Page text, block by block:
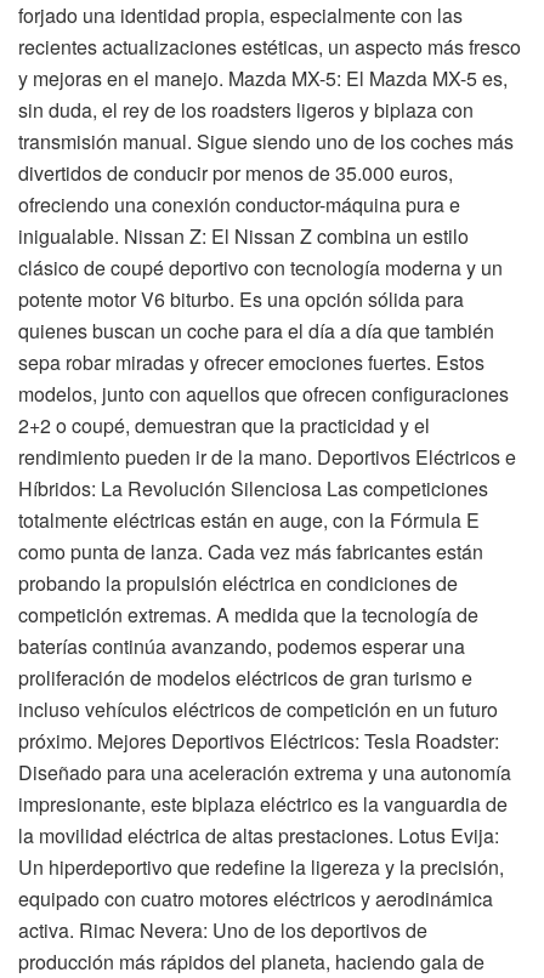
forjado una identidad propia, especialmente con las
recientes actualizaciones estéticas, un aspecto más fresco
y mejoras en el manejo. Mazda MX-5: El Mazda MX-5 es,
sin duda, el rey de los roadsters ligeros y biplaza con
transmisión manual. Sigue siendo uno de los coches más
divertidos de conducir por menos de 35.000 euros,
ofreciendo una conexión conductor-máquina pura e
inigualable. Nissan Z: El Nissan Z combina un estilo
clásico de coupé deportivo con tecnología moderna y un
potente motor V6 biturbo. Es una opción sólida para
quienes buscan un coche para el día a día que también
sepa robar miradas y ofrecer emociones fuertes. Estos
modelos, junto con aquellos que ofrecen configuraciones
2+2 o coupé, demuestran que la practicidad y el
rendimiento pueden ir de la mano. Deportivos Eléctricos e
Híbridos: La Revolución Silenciosa Las competiciones
totalmente eléctricas están en auge, con la Fórmula E
como punta de lanza. Cada vez más fabricantes están
probando la propulsión eléctrica en condiciones de
competición extremas. A medida que la tecnología de
baterías continúa avanzando, podemos esperar una
proliferación de modelos eléctricos de gran turismo e
incluso vehículos eléctricos de competición en un futuro
próximo. Mejores Deportivos Eléctricos: Tesla Roadster:
Diseñado para una aceleración extrema y una autonomía
impresionante, este biplaza eléctrico es la vanguardia de
la movilidad eléctrica de altas prestaciones. Lotus Evija:
Un hiperdeportivo que redefine la ligereza y la precisión,
equipado con cuatro motores eléctricos y aerodinámica
activa. Rimac Nevera: Uno de los deportivos de
producción más rápidos del planeta, haciendo gala de